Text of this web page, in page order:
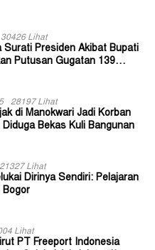
30426 Lihat
Surati Presiden Akibat Bupati
Putusan Gugatan 139
28197 Lihat
di Manokwari Jadi Korban
Bekas Kuli Bangunan
21327 Lihat
Dirinya Sendiri: Pelajaran
Bogor
Lihat
PT Freeport Indonesia